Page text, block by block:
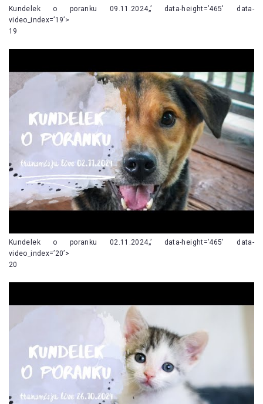
Kundelek o poranku 09.11.2024„’ data-height=’465′ data-
video_index=’19’>
19
Kundelek o poranku 02.11.2024„’ data-height=’465′ data-
video_index=’20’>
20